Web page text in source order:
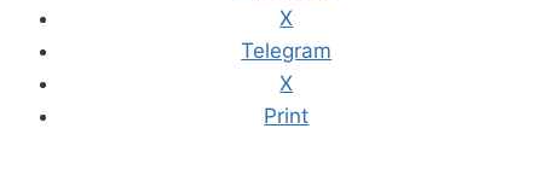
X
Telegram
X
Print